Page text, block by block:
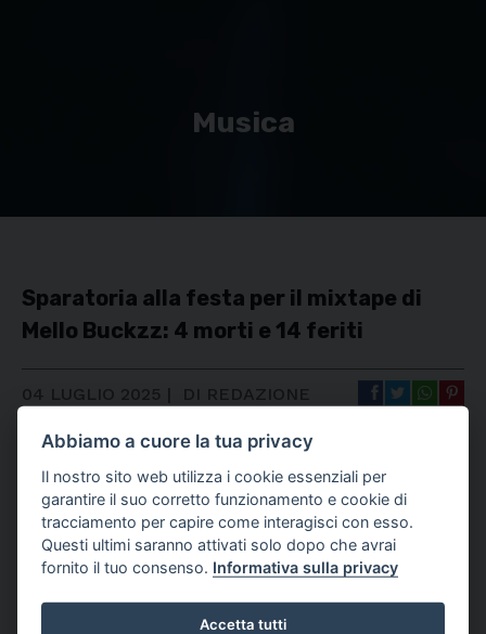
Musica
Sparatoria alla festa per il mixtape di
Mello Buckzz: 4 morti e 14 feriti
04 LUGLIO 2025 | DI REDAZIONE
Abbiamo a cuore la tua privacy
Il nostro sito web utilizza i cookie essenziali per
garantire il suo corretto funzionamento e cookie di
tracciamento per capire come interagisci con esso.
Questi ultimi saranno attivati solo dopo che avrai
fornito il tuo consenso. Informativa sulla privacy
Accetta tutti